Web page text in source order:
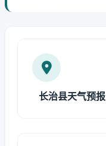
长治县天气预报